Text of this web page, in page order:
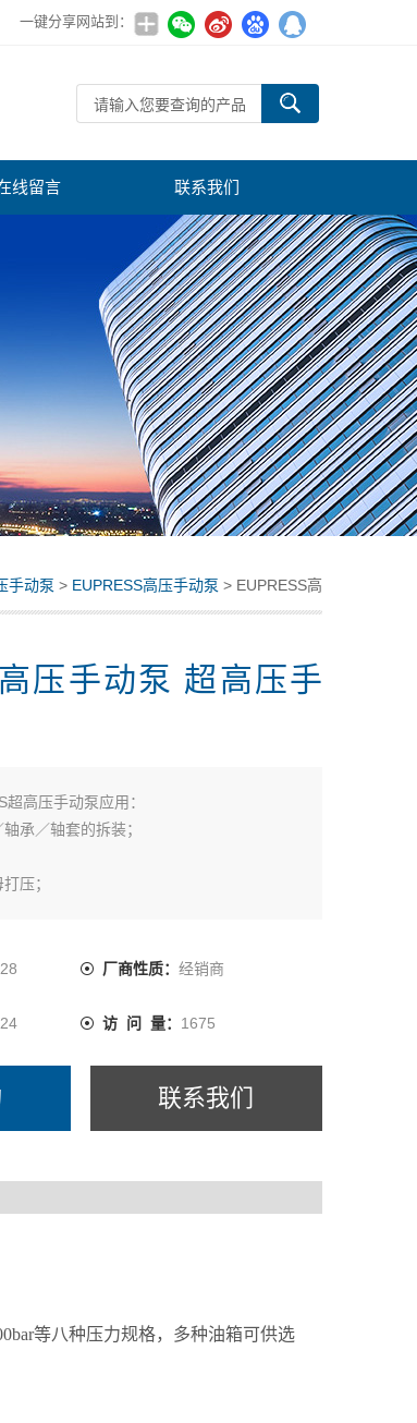
一键分享网站到：
线留言 联系我们
手动泵 > EUPRESS高压手动泵 > EUPRESS高
压手动泵 超高压手动泵价格
压手动泵 超高压手
超高压手动泵应用：
承／轴套的拆装；
压；
超高压手动泵价格厂商性质： 经销商
访 问 量： 1675
联系我们
等八种压力规格，多种油箱可供选